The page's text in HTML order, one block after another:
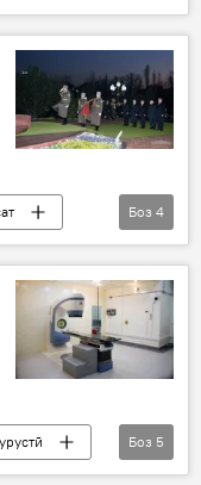
Ҳулбук
Восеъ
Боз 4
нав
Боз 5